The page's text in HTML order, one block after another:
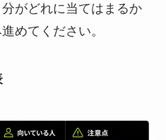
がどれに当てはまるか
めてください。